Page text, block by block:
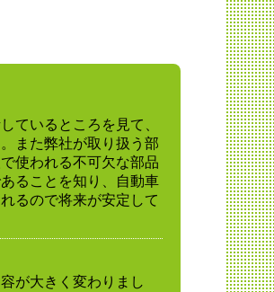
ているところを見て、
また弊社が取り扱う部
使われる不可欠な部品
ることを知り、自動車
るので将来が安定して
が大きく変わりまし